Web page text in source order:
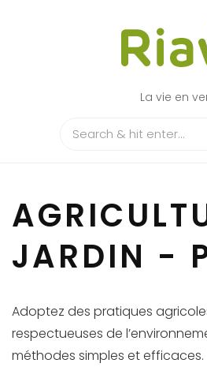
La vie en
JARDIN -
Adoptez des pratiques
respectueuses de
méthodes simples et